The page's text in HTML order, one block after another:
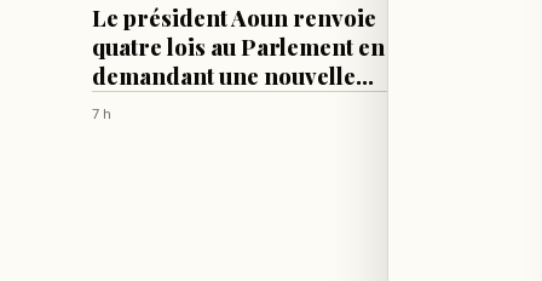
Le président Aoun renvoie
quatre lois au Parlement en
demandant une nouvelle
révision
7 h